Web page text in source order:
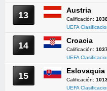
13 Austria
Calificación:
UEFA
14 Croacia
Calificación:
UEFA
15 Eslovaquia
Calificación:
UEFA